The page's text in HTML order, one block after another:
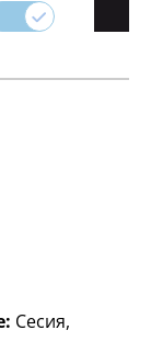
Сесия,